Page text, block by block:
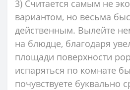
3) Считается самым не
вариантом, но весьма
действенным. Вылейте
на блюдце, благодаря
площади поверхности
испаряться по комнате
почувствуете буквально